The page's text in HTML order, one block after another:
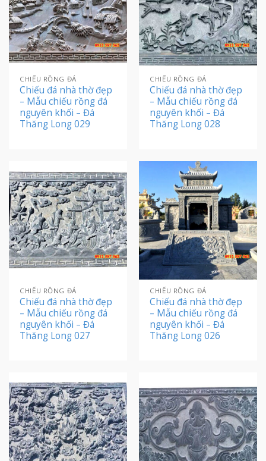
CHIẾU RỒNG ĐÁ
Chiếu đá nhà thờ đẹp
– Mẫu chiếu rồng đá
nguyên khối – Đá
Thăng Long 029
CHIẾU RỒNG ĐÁ
Chiếu đá nhà thờ đẹp
– Mẫu chiếu rồng đá
nguyên khối – Đá
Thăng Long 028
CHIẾU RỒNG ĐÁ
Chiếu đá nhà thờ đẹp
– Mẫu chiếu rồng đá
nguyên khối – Đá
Thăng Long 027
CHIẾU RỒNG ĐÁ
Chiếu đá nhà thờ đẹp
– Mẫu chiếu rồng đá
nguyên khối – Đá
Thăng Long 026